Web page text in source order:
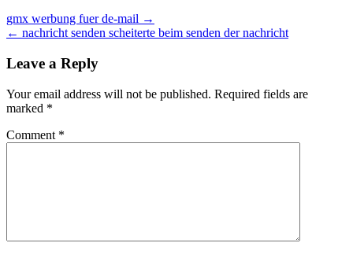
Post
navigation
gmx werbung fuer de-mail →
← nachricht senden scheiterte beim senden der nachricht
Leave a Reply
Your email address will not be published. Required fields are
marked *
Comment *